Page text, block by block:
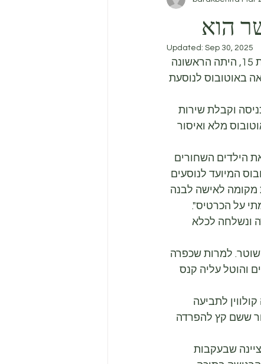
הוא
Updated: Sep 30, 2025
הנר השביעי יינתן לקלודט קולווין, אפרו-אמריקאית, אשר בשנת 1955, בהיותה בת 15, היתה הראשונה
באוטובוס לנוסעת
וקבלת שירות
מלא ואיסור
הילדים השחורים
המיועד לנוסעים
מקומה לאישה לבנה
על הכרטיס".
ונשלחה לכלא
שוטר. למרות שכפרה
והוטל עליה קנס
לתביעה
לאחר ששם קץ להפרדה
שבעקבות